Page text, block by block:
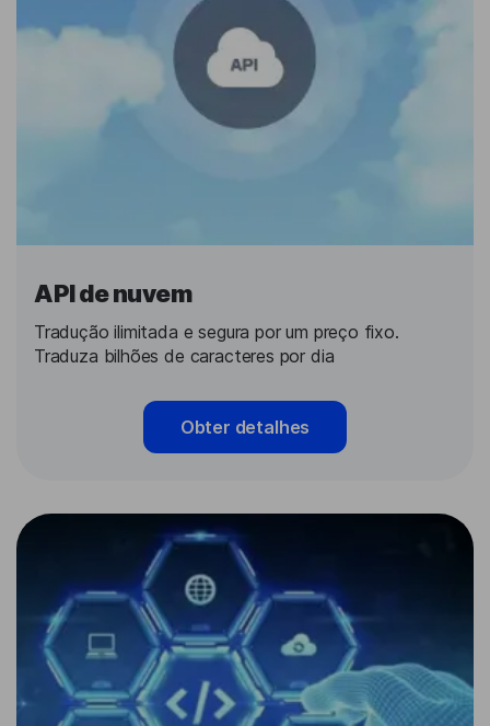
API de nuvem
Tradução ilimitada e segura por um preço fixo.
Traduza bilhões de caracteres por dia
Obter detalhes